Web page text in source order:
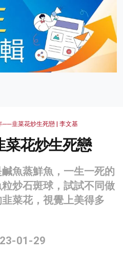
──韭菜花炒生死戀 | 李文基
花炒生死戀
魚蒸鮮魚，一生一死的
炒石斑球，試試不同做
菜花，視覺上美得多
01-29